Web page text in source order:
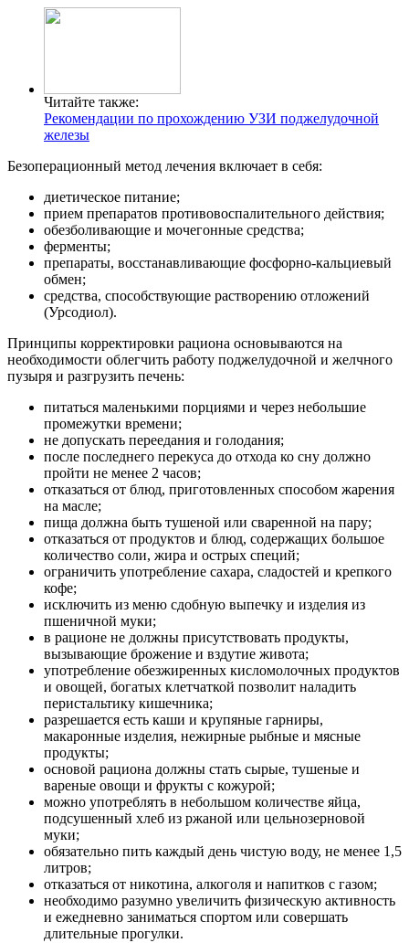
Читайте также:
Рекомендации по прохождению УЗИ поджелудочной
железы
Безоперационный метод лечения включает в себя:
диетическое питание;
прием препаратов противовоспалительного действия;
обезболивающие и мочегонные средства;
ферменты;
препараты, восстанавливающие фосфорно-кальциевый
обмен;
средства, способствующие растворению отложений
(Урсодиол).
Принципы корректировки рациона основываются на
необходимости облегчить работу поджелудочной и желчного
пузыря и разгрузить печень:
питаться маленькими порциями и через небольшие
промежутки времени;
не допускать переедания и голодания;
после последнего перекуса до отхода ко сну должно
пройти не менее 2 часов;
отказаться от блюд, приготовленных способом жарения
на масле;
пища должна быть тушеной или сваренной на пару;
отказаться от продуктов и блюд, содержащих большое
количество соли, жира и острых специй;
ограничить употребление сахара, сладостей и крепкого
кофе;
исключить из меню сдобную выпечку и изделия из
пшеничной муки;
в рационе не должны присутствовать продукты,
вызывающие брожение и вздутие живота;
употребление обезжиренных кисломолочных продуктов
и овощей, богатых клетчаткой позволит наладить
перистальтику кишечника;
разрешается есть каши и крупяные гарниры,
макаронные изделия, нежирные рыбные и мясные
продукты;
основой рациона должны стать сырые, тушеные и
вареные овощи и фрукты с кожурой;
можно употреблять в небольшом количестве яйца,
подсушенный хлеб из ржаной или цельнозерновой
муки;
обязательно пить каждый день чистую воду, не менее 1,5
литров;
отказаться от никотина, алкоголя и напитков с газом;
необходимо разумно увеличить физическую активность
и ежедневно заниматься спортом или совершать
длительные прогулки.